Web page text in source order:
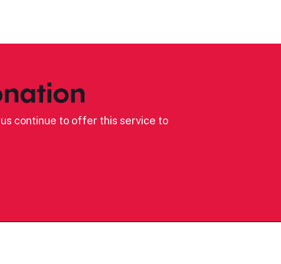
continue to offer this service to